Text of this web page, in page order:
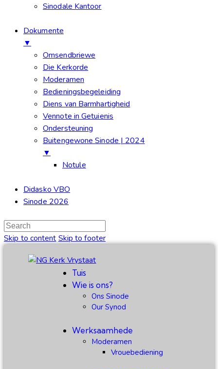
Sinodale Kantoor
Dokumente
▼
Omsendbriewe
Die Kerkorde
Moderamen
Bedieningsbegeleiding
Diens van Barmhartigheid
Vennote in Getuienis
Ondersteuning
Buitengewone Sinode | 2024
▼
Notule
Didasko VBO
Sinode 2026
Skip to content Skip to footer
Tuis
Wie is ons?
Ons Sinode
Our Synod
Werksaamhede
Moderamen
Vrouebediening